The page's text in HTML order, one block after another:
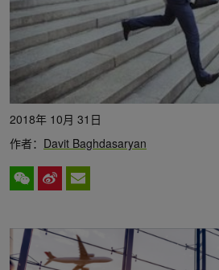
2018年 10月 31日
作者： Davit Baghdasaryan